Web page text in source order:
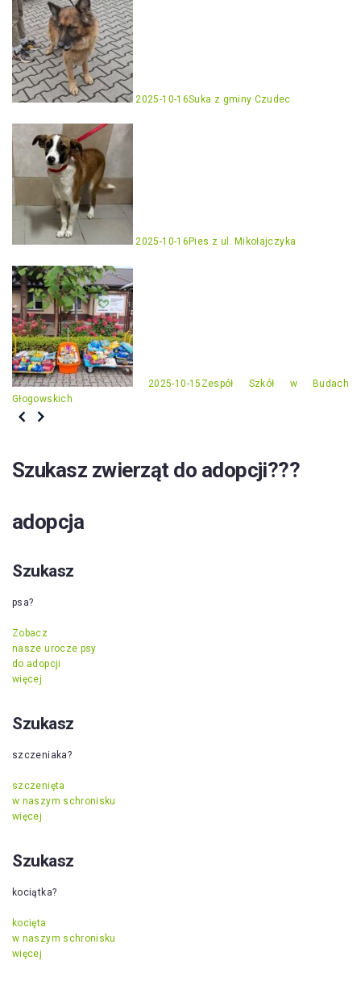
2025-10-16Suka z gminy Czudec
2025-10-16 Pies z ul. Mikołajczyka
2025-10-15 Zespół Szkół w Budach
Głogowskich
Szukasz zwierząt do adopcji???
adopcja
Szukasz
psa?
Zobacz
nasze urocze psy
do adopcji
więcej
Szukasz
szczeniaka?
szczenięta
w naszym schronisku
więcej
Szukasz
kociątka?
kocięta
w naszym schronisku
więcej